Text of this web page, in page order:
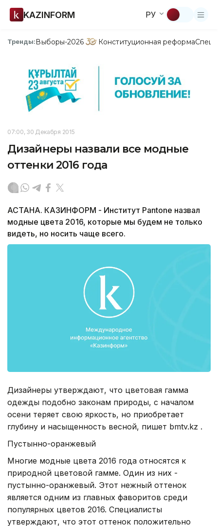
KAZINFORM РУ
Тренды:Выборы-2026 Конституционная реформа
07:00, 30 Декабря 2015
Дизайнеры назвали все модные
оттенки 2016 года
АСТАНА. КАЗИНФОРМ - Институт Pantone назвал
модные цвета 2016, которые мы будем не только
видеть, но носить чаще всего.
Дизайнеры утверждают, что цветовая гамма
одежды подобно законам природы, с началом
осени теряет свою яркость, но приобретает
глубину и насыщенность весной, пишет bmtv.kz .
Пустынно-оранжевый
Многие модные цвета 2016 года относятся к
природной цветовой гамме. Один из них -
пустынно-оранжевый. Этот нежный оттенок
является одним из главных фаворитов среди
популярных цветов 2016. Специалисты
утверждают, что этот оттенок положительно